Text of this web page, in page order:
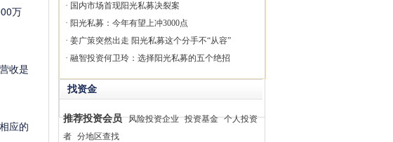
万
收是
应的
· 国内市场首现阳光私募决裂案
· 阳光私募：今年有望上冲3000点
· 姜广策突然出走 阳光私募这个分手不“从容”
· 融智投资何卫玲：选择阳光私募的五个绝招
找资金
推荐投资会员 风险投资企业 投资基金 个人投资
者 分地区查找